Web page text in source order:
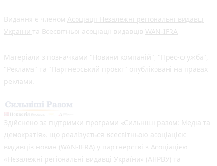
Видання є членом Асоціації Незалежні регіональні видавці
України та Всесвітньої асоціації видавців WAN-IFRA
Матеріали з позначками "Новини компаній", "Прес-служба",
"Реклама" та "Партнерський проєкт" опубліковані на правах
реклами.
Здійснено за підтримки програми «Сильніші разом: Медіа та
Демократія», що реалізується Всесвітньою асоціацією
видавців новин (WAN-IFRA) у партнерстві з Асоціацією
«Незалежні регіональні видавці України» (АНРВУ) та